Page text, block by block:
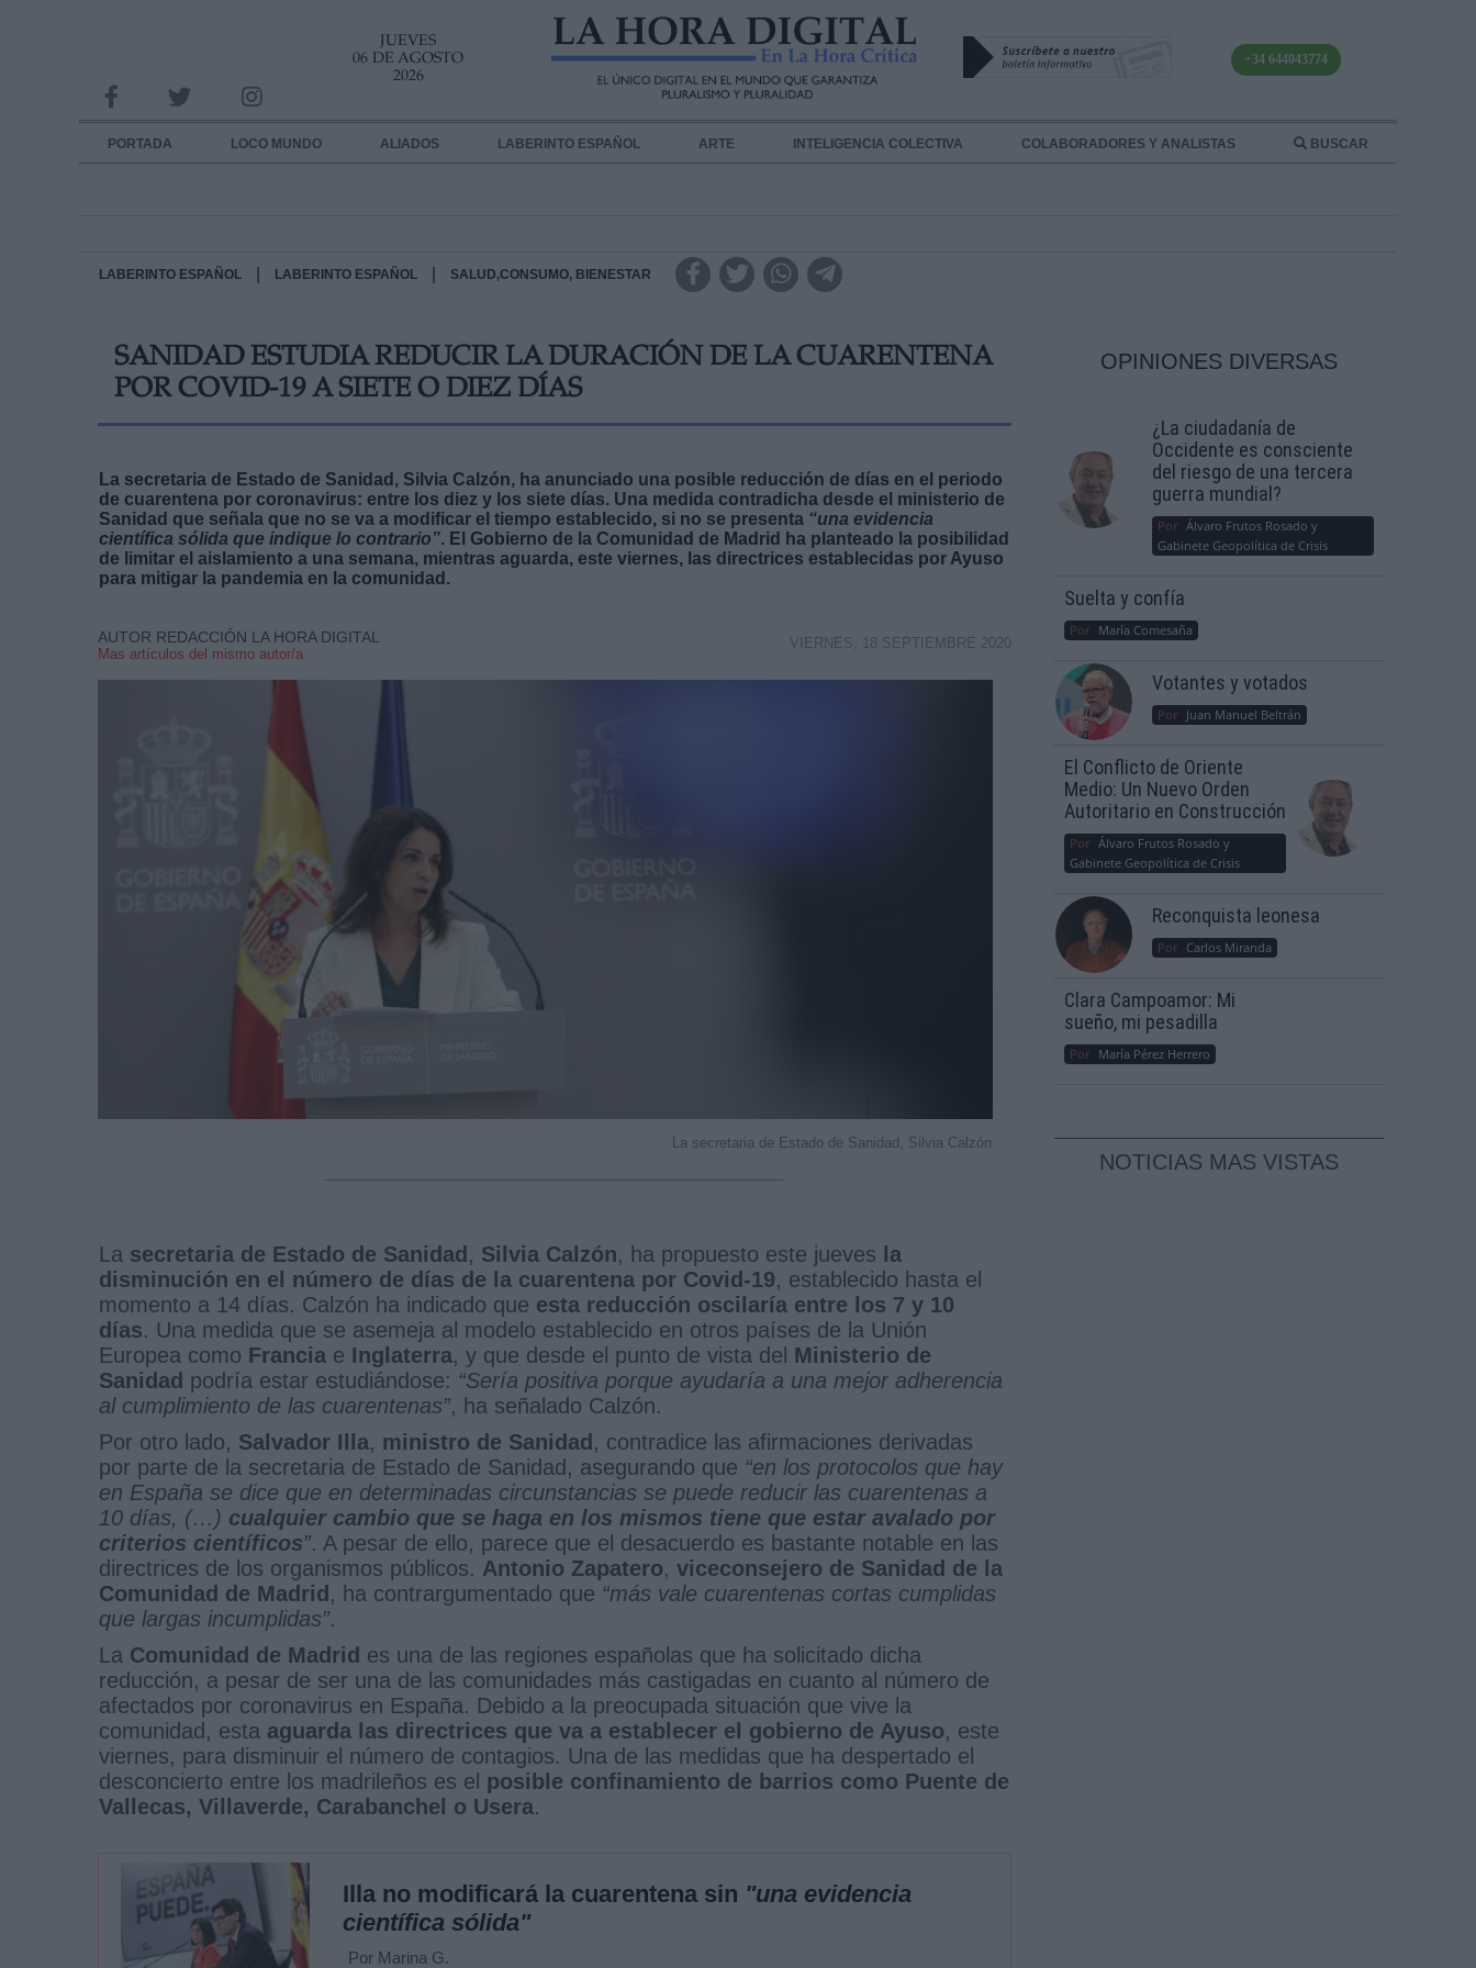
JUEVES
06 DE AGOSTO
2026
+34 644043774
PORTADA LOCO MUNDO ALIADOS LABERINTO ESPAÑOL ARTE INTELIGENCIA COLECTIVA COLABORADORES Y ANALISTAS BUSCAR
LABERINTO ESPAÑOL LABERINTO ESPAÑOL SALUD,CONSUMO, BIENESTAR
SANIDAD ESTUDIA REDUCIR LA DURACIÓN DE LA CUARENTENA
POR COVID-19 A SIETE O DIEZ DÍAS
La secretaria de Estado de Sanidad, Silvia Calzón, ha anunciado una posible reducción de días en el periodo
de cuarentena por coronavirus: entre los diez y los siete días. Una medida contradicha desde el ministerio de
Sanidad que señala que no se va a modificar el tiempo establecido, si no se presenta “una evidencia
científica sólida que indique lo contrario”. El Gobierno de la Comunidad de Madrid ha planteado la posibilidad
de limitar el aislamiento a una semana, mientras aguarda, este viernes, las directrices establecidas por Ayuso
para mitigar la pandemia en la comunidad.
AUTOR REDACCIÓN LA HORA DIGITAL
Mas artículos del mismo autor/a
VIERNES, 18 SEPTIEMBRE 2020
La secretaria de Estado de Sanidad, Silvia Calzón
La secretaria de Estado de Sanidad, Silvia Calzón, ha propuesto este jueves la
disminución en el número de días de la cuarentena por Covid-19, establecido hasta el
momento a 14 días. Calzón ha indicado que esta reducción oscilaría entre los 7 y 10
días. Una medida que se asemeja al modelo establecido en otros países de la Unión
Europea como Francia e Inglaterra, y que desde el punto de vista del Ministerio de
Sanidad podría estar estudiándose: “Sería positiva porque ayudaría a una mejor adherencia
al cumplimiento de las cuarentenas”, ha señalado Calzón.
Por otro lado, Salvador Illa, ministro de Sanidad, contradice las afirmaciones derivadas
por parte de la secretaria de Estado de Sanidad, asegurando que “en los protocolos que hay
en España se dice que en determinadas circunstancias se puede reducir las cuarentenas a
10 días, (…) cualquier cambio que se haga en los mismos tiene que estar avalado por
criterios científicos”. A pesar de ello, parece que el desacuerdo es bastante notable en las
directrices de los organismos públicos. Antonio Zapatero, viceconsejero de Sanidad de la
Comunidad de Madrid, ha contrargumentado que “más vale cuarentenas cortas cumplidas
que largas incumplidas”.
La Comunidad de Madrid es una de las regiones españolas que ha solicitado dicha
reducción, a pesar de ser una de las comunidades más castigadas en cuanto al número de
afectados por coronavirus en España. Debido a la preocupada situación que vive la
comunidad, esta aguarda las directrices que va a establecer el gobierno de Ayuso, este
viernes, para disminuir el número de contagios. Una de las medidas que ha despertado el
desconcierto entre los madrileños es el posible confinamiento de barrios como Puente de
Vallecas, Villaverde, Carabanchel o Usera.
Illa no modificará la cuarentena sin "una evidencia
científica sólida"
Por Marina G.
OPINIONES DIVERSAS
¿La ciudadanía de
Occidente es consciente
del riesgo de una tercera
guerra mundial?
Por Álvaro Frutos Rosado y
Gabinete Geopolítica de Crisis
Suelta y confía
Por María Comesaña
Votantes y votados
Por Juan Manuel Beltrán
El Conflicto de Oriente
Medio: Un Nuevo Orden
Autoritario en Construcción
Por Álvaro Frutos Rosado y
Gabinete Geopolítica de Crisis
Reconquista leonesa
Por Carlos Miranda
Clara Campoamor: Mi
sueño, mi pesadilla
Por María Pérez Herrero
NOTICIAS MAS VISTAS
INFORMACION SOBRE LA PROTECCIÓN DE TUS DATOS
Responsable:
Destinatarios:
link
Información adicional
link